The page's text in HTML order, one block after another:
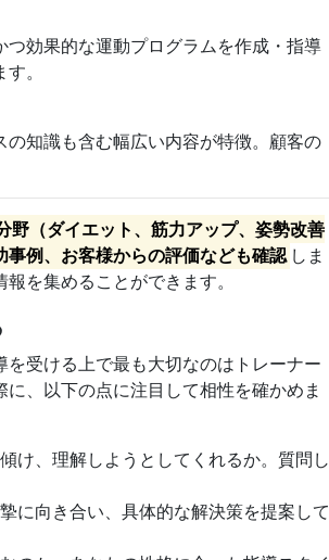
効果的な運動プログラムを作成・指導
。
知識も含む幅広い内容が特徴。顧客の
野（ダイエット、筋力アップ、姿勢改善
例、お客様からの評価なども確認 しま
を集めることができます。
受ける上で最も大切なのはトレーナー
、以下の点に注目して相性を確かめま
け、理解しようとしてくれるか。質問し
に向き合い、具体的な解決策を提案して